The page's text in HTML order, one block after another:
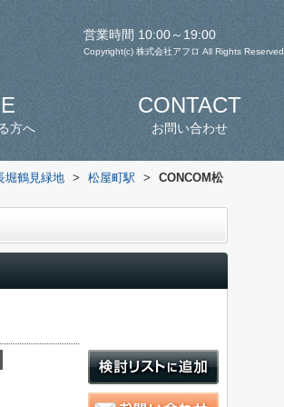
営業時間 10:00～19:00
Copyright(c) 株式会社アフロ All Rights Reserved.
方へ
CONTACT
お問い合わせ
堀鶴見緑地 > 松屋町駅 > CONCOM松